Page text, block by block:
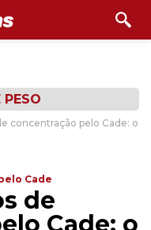
PESO
concentração pelo Cade: o
Cade
de
Cade: o